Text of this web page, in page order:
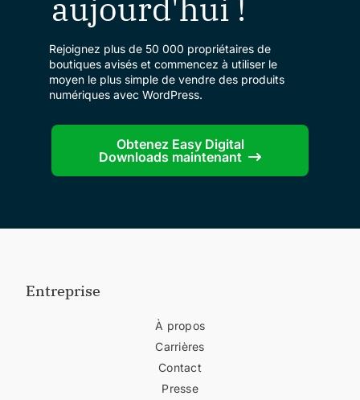
aujourd'hui !
Rejoignez plus de 50 000 propriétaires de
boutiques avisés et commencez à utiliser le
moyen le plus simple de vendre des produits
numériques avec WordPress.
Obtenez Easy Digital
Downloads maintenant
Entreprise
À propos
Carrières
Contact
Presse